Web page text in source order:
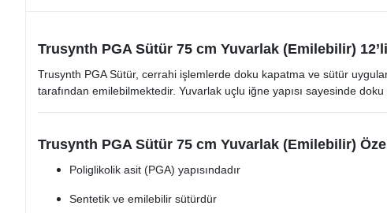
Trusynth PGA Sütür 75 cm Yuvarlak (Emilebilir)
Trusynth PGA Sütür, cerrahi işlemlerde doku kapatma ve sütür
tarafından emilebilmektedir. Yuvarlak uçlu iğne yapısı sayesinde
Trusynth PGA Sütür 75 cm Yuvarlak (Emilebilir)
Poliglikolik asit (PGA) yapısındadır
Sentetik ve emilebilir sütürdür